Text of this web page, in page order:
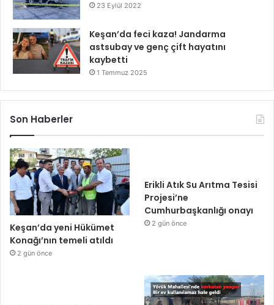
23 Eylül 2022
Keşan’da feci kaza! Jandarma
astsubay ve genç çift hayatını
kaybetti
1 Temmuz 2025
Son Haberler
Keşan’da yeni Hükümet
Konağı’nın temeli atıldı
2 gün önce
Erikli Atık Su Arıtma Tesisi
Projesi’ne
Cumhurbaşkanlığı onayı
2 gün önce